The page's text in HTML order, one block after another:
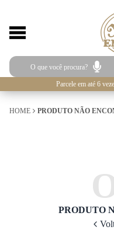
Parcele em até 6
HOME PRODUTO NÃO
PRODUTO